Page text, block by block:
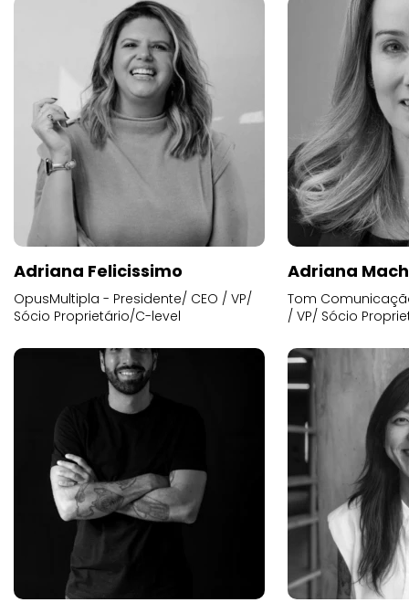
Adriana Felicissimo
OpusMultipla - Presidente/ CEO / VP/
Sócio Proprietário/C-level
Adriana
Tom
/ VP/ Sócio